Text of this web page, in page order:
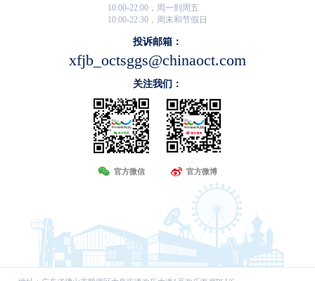
10:00-22:00，周一到周五
10:00-22:30，周末和节假日
投诉邮箱：
xfjb_octsggs@chinaoct.com
关注我们：
官方微信 官方微博